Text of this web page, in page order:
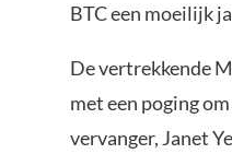
BTC een moeilijk
De vertrekkende
met een poging
vervanger, Janet